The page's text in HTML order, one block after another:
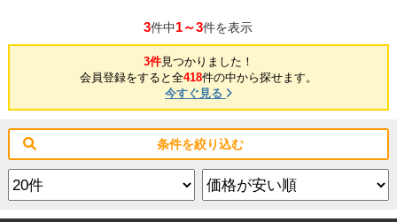
3件中1～3件を表示
3件見つかりました！
会員登録をすると全418件の中から探せます。
今すぐ見る
条件を絞り込む